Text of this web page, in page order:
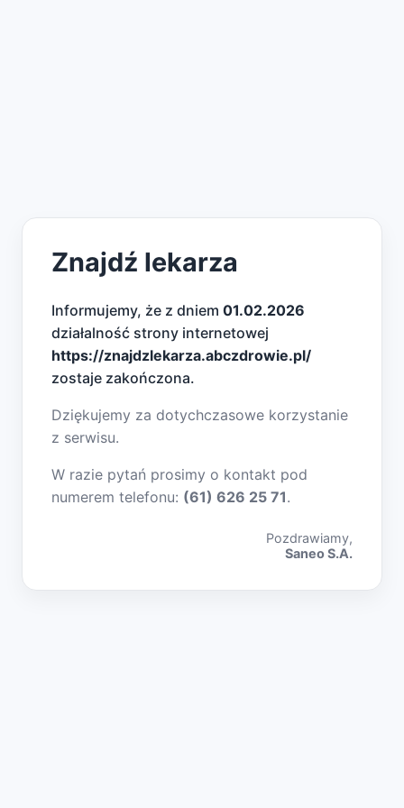
Znajdź lekarza
Informujemy, że z dniem 01.02.2026
działalność strony internetowej
https://znajdzlekarza.abczdrowie.pl/
zostaje zakończona.
Dziękujemy za dotychczasowe korzystanie
z serwisu.
W razie pytań prosimy o kontakt pod
numerem telefonu: (61) 626 25 71.
Pozdrawiamy,
Saneo S.A.